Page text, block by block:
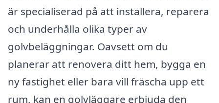
är specialiserad på att installera, reparera
och underhålla olika typer av
golvbeläggningar. Oavsett om du
planerar att renovera ditt hem, bygga en
ny fastighet eller bara vill fräscha upp ett
rum, kan en golvläggare erbjuda den